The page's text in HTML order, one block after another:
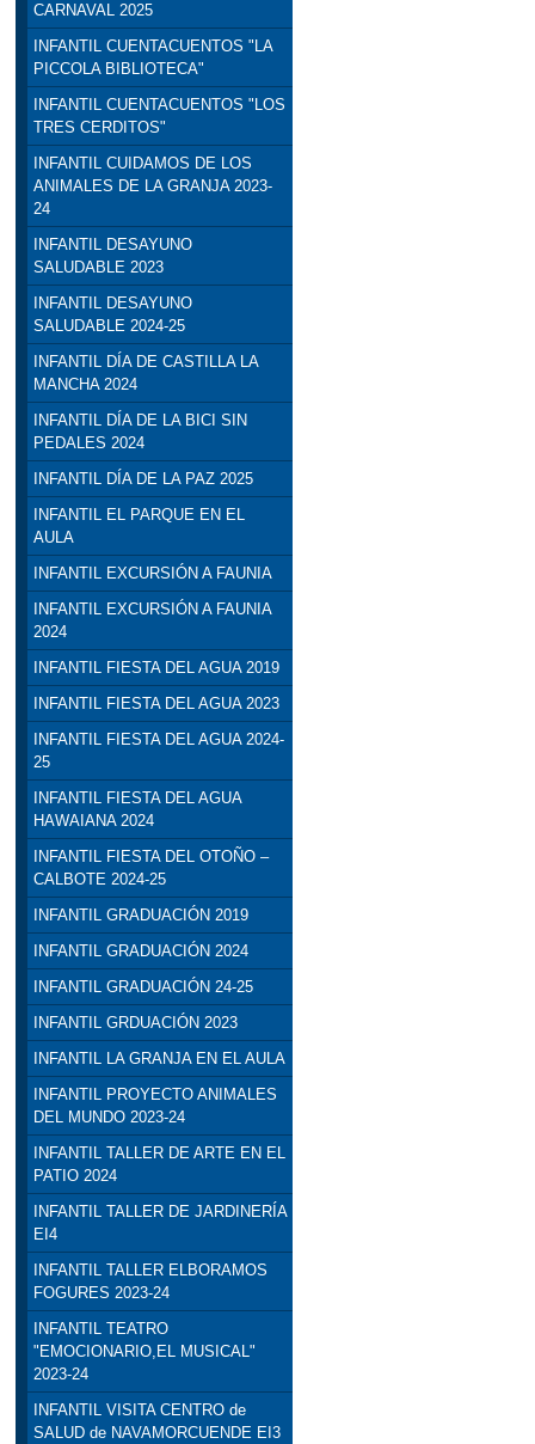
CARNAVAL 2025
INFANTIL CUENTACUENTOS "LA
PICCOLA BIBLIOTECA"
INFANTIL CUENTACUENTOS "LOS
TRES CERDITOS"
INFANTIL CUIDAMOS DE LOS
ANIMALES DE LA GRANJA 2023-
24
INFANTIL DESAYUNO
SALUDABLE 2023
INFANTIL DESAYUNO
SALUDABLE 2024-25
INFANTIL DÍA DE CASTILLA LA
MANCHA 2024
INFANTIL DÍA DE LA BICI SIN
PEDALES 2024
INFANTIL DÍA DE LA PAZ 2025
INFANTIL EL PARQUE EN EL
AULA
INFANTIL EXCURSIÓN A FAUNIA
INFANTIL EXCURSIÓN A FAUNIA
2024
INFANTIL FIESTA DEL AGUA 2019
INFANTIL FIESTA DEL AGUA 2023
INFANTIL FIESTA DEL AGUA 2024-
25
INFANTIL FIESTA DEL AGUA
HAWAIANA 2024
INFANTIL FIESTA DEL OTOÑO –
CALBOTE 2024-25
INFANTIL GRADUACIÓN 2019
INFANTIL GRADUACIÓN 2024
INFANTIL GRADUACIÓN 24-25
INFANTIL GRDUACIÓN 2023
INFANTIL LA GRANJA EN EL AULA
INFANTIL PROYECTO ANIMALES
DEL MUNDO 2023-24
INFANTIL TALLER DE ARTE EN EL
PATIO 2024
INFANTIL TALLER DE JARDINERÍA
EI4
INFANTIL TALLER ELBORAMOS
FOGURES 2023-24
INFANTIL TEATRO
"EMOCIONARIO,EL MUSICAL"
2023-24
INFANTIL VISITA CENTRO de
SALUD de NAVAMORCUENDE EI3